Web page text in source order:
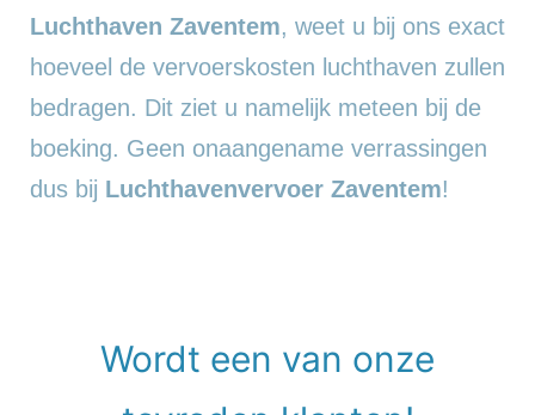
Luchthaven Zaventem, weet u bij ons exact
hoeveel de vervoerskosten luchthaven zullen
bedragen. Dit ziet u namelijk meteen bij de
boeking. Geen onaangename verrassingen
dus bij Luchthavenvervoer Zaventem!
Wordt een van onze